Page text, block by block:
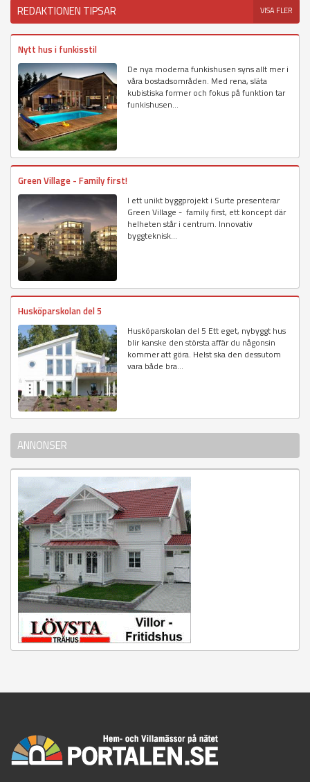
REDAKTIONEN TIPSAR VISA FLER
Nytt hus i funkisstil
De nya moderna funkishusen syns allt mer i
våra bostadsområden. Med rena, släta
kubistiska former och fokus på funktion tar
funkishusen...
Green Village - Family first!
I ett unikt byggprojekt i Surte presenterar
Green Village - family first, ett koncept där
helheten står i centrum. Innovativ
byggteknisk...
Husköparskolan del 5
Husköparskolan del 5 Ett eget, nybyggt hus
blir kanske den största affär du någonsin
kommer att göra. Helst ska den dessutom
vara både bra...
ANNONSER